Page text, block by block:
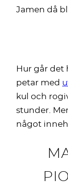
Jamen då
Hur går det
petar med
kul och
stunder.
något